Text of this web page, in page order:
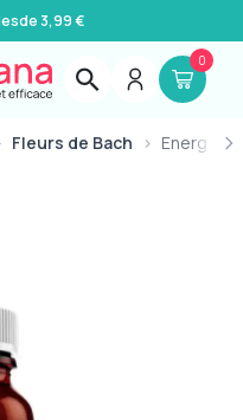
3,99 €
0
Fleurs de Bach › Energía